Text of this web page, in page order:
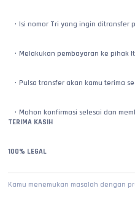
Isi nomor Tri yang ingin ditransfer
Melakukan pembayaran ke pihak
Pulsa transfer akan kamu terima
Mohon konfirmasi selesai dan
TERIMA KASIH
100% LEGAL
Kamu menemukan masalah dengan